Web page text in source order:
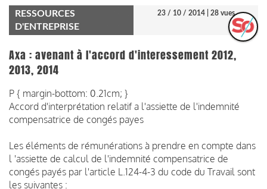
RESSOURCES
D'ENTREPRISE
23 / 10 / 2014 | 28 vues
Axa : avenant à l'accord d'interessement 2012,
2013, 2014
P { margin-bottom: 0.21cm; }
Accord d'interprétation relatif a l'assiette de l'indemnité
compensatrice de congés payes
Les éléments de rémunérations à prendre en compte dans
l 'assiette de calcul de l'indemnité compensatrice de
congés payés par l'article L.124-4-3 du code du Travail sont
les suivantes :